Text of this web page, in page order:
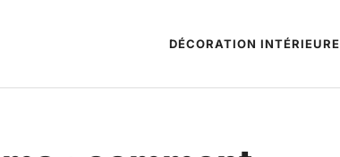
DÉCORATION INTÉRIEURE